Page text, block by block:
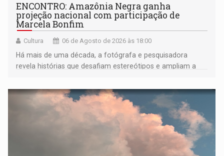
ENCONTRO: Amazônia Negra ganha
projeção nacional com participação de
Marcela Bonfim
Cultura 06 de Agosto de 2026 às 18:00
Há mais de uma década, a fotógrafa e pesquisadora
revela histórias que desafiam estereótipos e ampliam a
negras